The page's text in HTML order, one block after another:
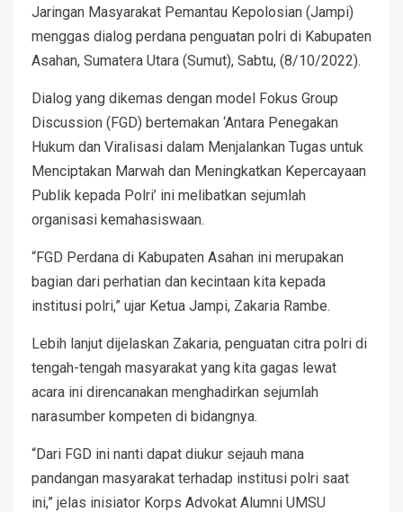
Jaringan Masyarakat Pemantau Kepolosian (Jampi)
menggas dialog perdana penguatan polri di Kabupaten
Asahan, Sumatera Utara (Sumut), Sabtu, (8/10/2022).
Dialog yang dikemas dengan model Fokus Group
Discussion (FGD) bertemakan ‘Antara Penegakan
Hukum dan Viralisasi dalam Menjalankan Tugas untuk
Menciptakan Marwah dan Meningkatkan Kepercayaan
Publik kepada Polri’ ini melibatkan sejumlah
organisasi kemahasiswaan.
“FGD Perdana di Kabupaten Asahan ini merupakan
bagian dari perhatian dan kecintaan kita kepada
institusi polri,” ujar Ketua Jampi, Zakaria Rambe.
Lebih lanjut dijelaskan Zakaria, penguatan citra polri di
tengah-tengah masyarakat yang kita gagas lewat
acara ini direncanakan menghadirkan sejumlah
narasumber kompeten di bidangnya.
“Dari FGD ini nanti dapat diukur sejauh mana
pandangan masyarakat terhadap institusi polri saat
ini,” jelas inisiator Korps Advokat Alumni UMSU